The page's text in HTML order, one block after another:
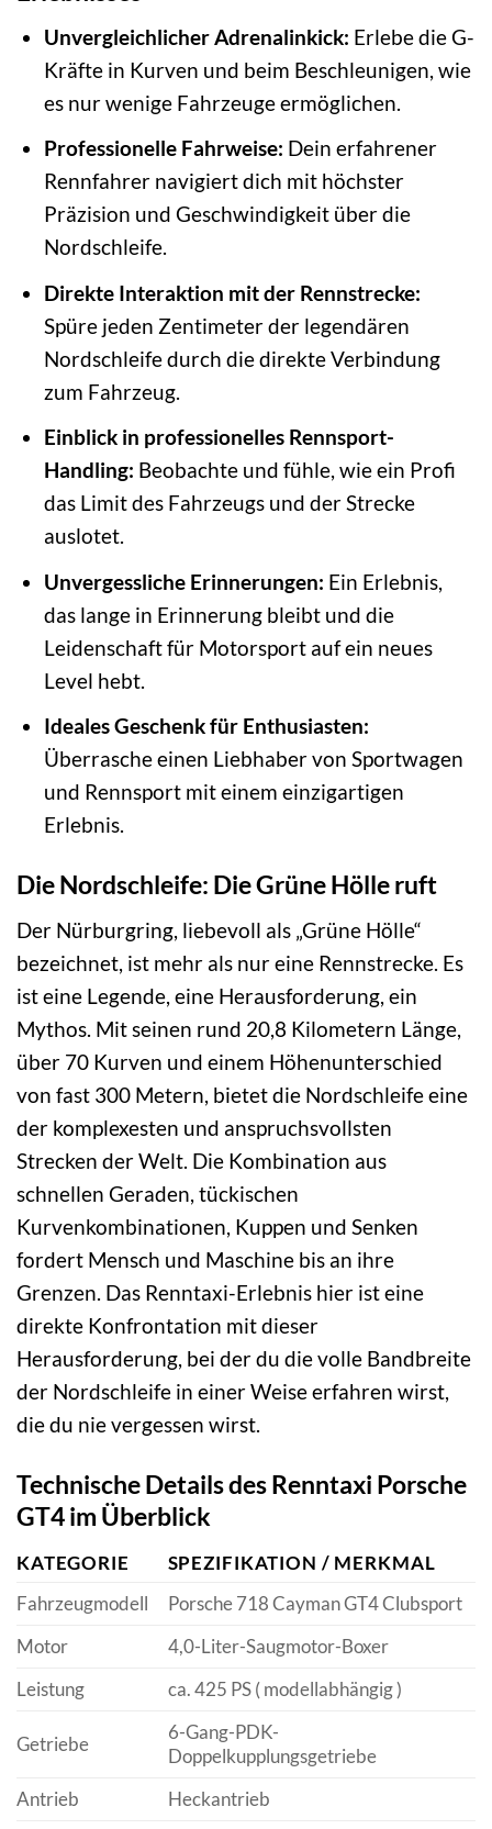
Unvergleichlicher Adrenalinkick: Erlebe die G-
Kräfte in Kurven und beim Beschleunigen, wie
es nur wenige Fahrzeuge ermöglichen.
Professionelle Fahrweise: Dein erfahrener
Rennfahrer navigiert dich mit höchster
Präzision und Geschwindigkeit über die
Nordschleife.
Direkte Interaktion mit der Rennstrecke:
Spüre jeden Zentimeter der legendären
Nordschleife durch die direkte Verbindung
zum Fahrzeug.
Einblick in professionelles Rennsport-
Handling: Beobachte und fühle, wie ein Profi
das Limit des Fahrzeugs und der Strecke
auslotet.
Unvergessliche Erinnerungen: Ein Erlebnis,
das lange in Erinnerung bleibt und die
Leidenschaft für Motorsport auf ein neues
Level hebt.
Ideales Geschenk für Enthusiasten:
Überrasche einen Liebhaber von Sportwagen
und Rennsport mit einem einzigartigen
Erlebnis.
Die Nordschleife: Die Grüne Hölle ruft
Der Nürburgring, liebevoll als „Grüne Hölle“
bezeichnet, ist mehr als nur eine Rennstrecke. Es
ist eine Legende, eine Herausforderung, ein
Mythos. Mit seinen rund 20,8 Kilometern Länge,
über 70 Kurven und einem Höhenunterschied
von fast 300 Metern, bietet die Nordschleife eine
der komplexesten und anspruchsvollsten
Strecken der Welt. Die Kombination aus
schnellen Geraden, tückischen
Kurvenkombinationen, Kuppen und Senken
fordert Mensch und Maschine bis an ihre
Grenzen. Das Renntaxi-Erlebnis hier ist eine
direkte Konfrontation mit dieser
Herausforderung, bei der du die volle Bandbreite
der Nordschleife in einer Weise erfahren wirst,
die du nie vergessen wirst.
Technische Details des Renntaxi Porsche
GT4 im Überblick
KATEGORIE
SPEZIFIKATION / MERKMAL
Fahrzeugmodell
Porsche 718 Cayman GT4 Clubsport
Motor
4,0-Liter-Saugmotor-Boxer
Leistung
ca. 425 PS ( modellabhängig )
Getriebe
6-Gang-PDK-
Doppelkupplungsgetriebe
Antrieb
Heckantrieb